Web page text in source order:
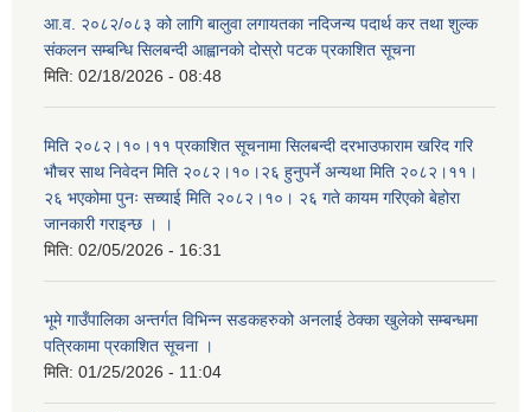
आ.व. २०८२/०८३ को लागि बालुवा लगायतका नदिजन्य पदार्थ कर तथा शुल्क
संकलन सम्बन्धि सिलबन्दी आह्वानको दोस्रो पटक प्रकाशित सूचना
मिति: 02/18/2026 - 08:48
मिति २०८२।१०।११ प्रकाशित सूचनामा सिलबन्दी दरभाउफाराम खरिद गरि
भौचर साथ निवेदन मिति २०८२।१०।२६ हुनुपर्ने अन्यथा मिति २०८२।११।
२६ भएकोमा पुनः सच्याई मिति २०८२।१०। २६ गते कायम गरिएको बेहोरा
जानकारी गराइन्छ । ।
मिति: 02/05/2026 - 16:31
भूमे गाउँपालिका अन्तर्गत विभिन्न सडकहरुको अनलाई ठेक्का खुलेको सम्बन्धमा
पत्रिकामा प्रकाशित सूचना ।
मिति: 01/25/2026 - 11:04